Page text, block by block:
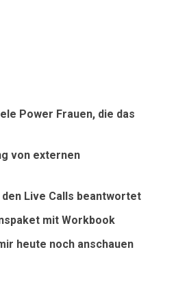
Power Frauen, die das
von externen
den Live Calls beantwortet
mit Workbook
heute noch anschauen